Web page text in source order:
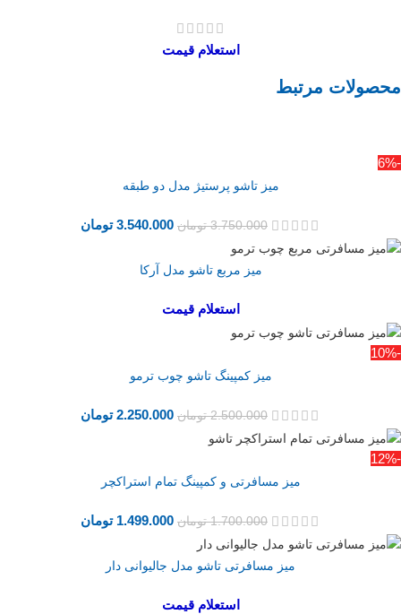
استعلام قیمت
محصولات مرتبط
-6%
میز تاشو پرستیژ مدل دو طبقه
3.750.000 تومان 3.540.000 تومان
میز مربع تاشو مدل آرکا
استعلام قیمت
-10%
میز کمپینگ تاشو چوب ترمو
2.500.000 تومان 2.250.000 تومان
-12%
میز مسافرتی و کمپینگ تمام استراکچر
1.700.000 تومان 1.499.000 تومان
میز مسافرتی تاشو مدل جالیوانی دار
استعلام قیمت